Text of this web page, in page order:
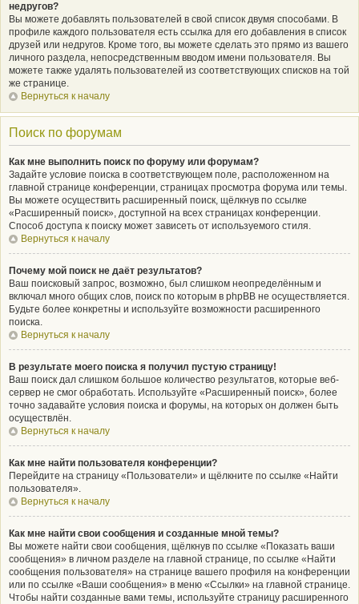
недругов?
Вы можете добавлять пользователей в свой список двумя способами. В
профиле каждого пользователя есть ссылка для его добавления в список
друзей или недругов. Кроме того, вы можете сделать это прямо из вашего
личного раздела, непосредственным вводом имени пользователя. Вы
можете также удалять пользователей из соответствующих списков на той
же странице.
Вернуться к началу
Поиск по форумам
Как мне выполнить поиск по форуму или форумам?
Задайте условие поиска в соответствующем поле, расположенном на
главной странице конференции, страницах просмотра форума или темы.
Вы можете осуществить расширенный поиск, щёлкнув по ссылке
«Расширенный поиск», доступной на всех страницах конференции.
Способ доступа к поиску может зависеть от используемого стиля.
Вернуться к началу
Почему мой поиск не даёт результатов?
Ваш поисковый запрос, возможно, был слишком неопределённым и
включал много общих слов, поиск по которым в phpBB не осуществляется.
Будьте более конкретны и используйте возможности расширенного
поиска.
Вернуться к началу
В результате моего поиска я получил пустую страницу!
Ваш поиск дал слишком большое количество результатов, которые веб-
сервер не смог обработать. Используйте «Расширенный поиск», более
точно задавайте условия поиска и форумы, на которых он должен быть
осуществлён.
Вернуться к началу
Как мне найти пользователя конференции?
Перейдите на страницу «Пользователи» и щёлкните по ссылке «Найти
пользователя».
Вернуться к началу
Как мне найти свои сообщения и созданные мной темы?
Вы можете найти свои сообщения, щёлкнув по ссылке «Показать ваши
сообщения» в личном разделе на главной странице, по ссылке «Найти
сообщения пользователя» на странице вашего профиля на конференции
или по ссылке «Ваши сообщения» в меню «Ссылки» на главной странице.
Чтобы найти созданные вами темы, используйте страницу расширенного